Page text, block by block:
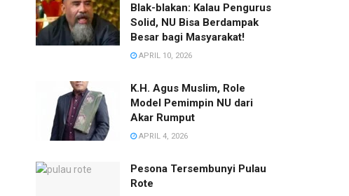
Blak-blakan: Kalau Pengurus
Solid, NU Bisa Berdampak
Besar bagi Masyarakat!
APRIL 10, 2026
K.H. Agus Muslim, Role
Model Pemimpin NU dari
Akar Rumput
APRIL 4, 2026
Pesona Tersembunyi Pulau
Rote